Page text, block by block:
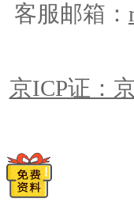
客服邮箱：
京ICP证：